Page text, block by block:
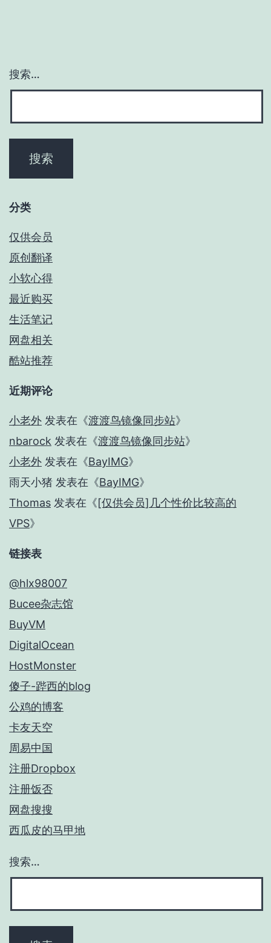
搜索…
分类
仅供会员
原创翻译
小软心得
最近购买
生活笔记
网盘相关
酷站推荐
近期评论
小老外 发表在《渡渡鸟镜像同步站》
nbarock 发表在《渡渡鸟镜像同步站》
小老外 发表在《BayIMG》
雨天小猪 发表在《BayIMG》
Thomas 发表在《[仅供会员]几个性价比较高的
VPS》
链接表
@hlx98007
Bucee杂志馆
BuyVM
DigitalOcean
HostMonster
傻子-跸西的blog
公鸡的博客
卡友天空
周易中国
注册Dropbox
注册饭否
网盘搜搜
西瓜皮的马甲地
搜索…